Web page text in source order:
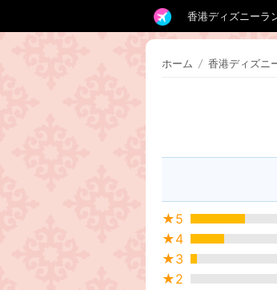
香港ディズニーラ
ホーム / 香港ディズニ
★5
★4
★3
★2